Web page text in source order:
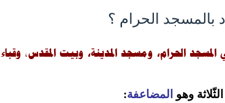
الحرام، ومسجد المدينة، وبيت المقدس، وقباء
وهو المضاعفة: